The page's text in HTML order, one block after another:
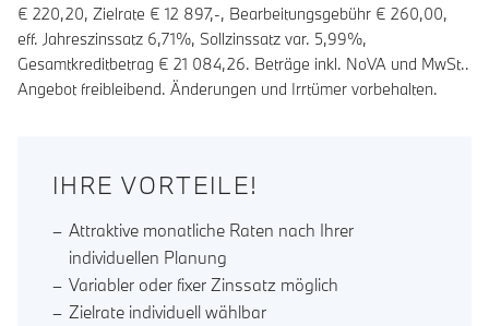
€ 220,20, Zielrate € 12 897,-, Bearbeitungsgebühr € 260,00,
eff. Jahreszinssatz 6,71%, Sollzinssatz var. 5,99%,
Gesamtkreditbetrag € 21 084,26. Beträge inkl. NoVA und MwSt..
Angebot freibleibend. Änderungen und Irrtümer vorbehalten.
IHRE VORTEILE!
Attraktive monatliche Raten nach Ihrer
individuellen Planung
Variabler oder fixer Zinssatz möglich
Zielrate individuell wählbar